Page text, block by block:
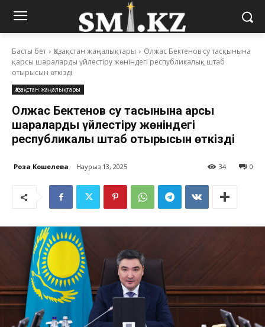
Басты бет Қазақстан жаңалықтары
Олжас Бектенов су тасқынына
қарсы шараларды үйлестіру жөніндегі республикалық штаб
отырысын өткізді
Қазақстан жаңалықтары
Олжас Бектенов су тасқынына қарсы
шараларды үйлестіру жөніндегі
республикалық штаб отырысын өткізді
Роза Кошелева Наурыз 13, 2025 0
34